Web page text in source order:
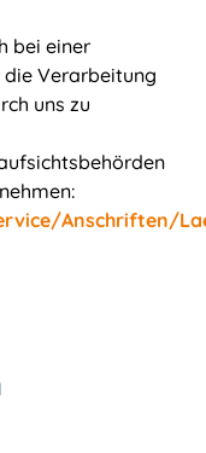
bei einer
Verarbeitung
uns zu
Anschriften/